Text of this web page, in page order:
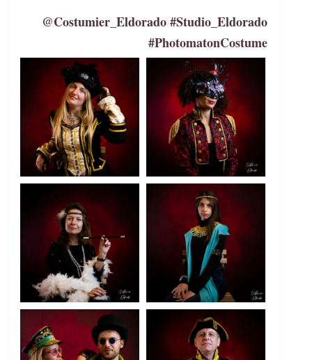
@Costumier_Eldorado #Studio_Eldorado
#PhotomatonCostume